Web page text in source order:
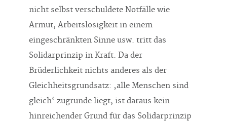
nicht selbst verschuldete Notfälle wie
Armut, Arbeitslosigkeit in einem
eingeschränkten Sinne usw. tritt das
Solidarprinzip in Kraft. Da der
Brüderlichkeit nichts anderes als der
Gleichheitsgrundsatz: ‚alle Menschen sind
gleich‘ zugrunde liegt, ist daraus kein
hinreichender Grund für das Solidarprinzip